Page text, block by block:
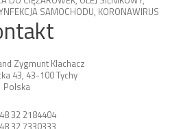
SAMOCHODU, KORONAWIRUS
Zygmunt Klachacz
43, 43-100 Tychy
Polska
32 2184404
32 7330333